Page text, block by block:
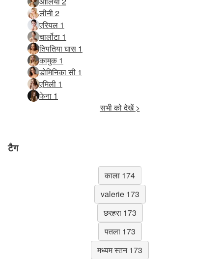
लीनी 2
एरियल 1
चार्लोटा 1
तिपतिया घास 1
कामुक 1
डोमिनिका सी 1
एमिली 1
फेना 1
सभी को देखें >
टैग
काला 174
valerie 173
छरहरा 173
पतला 173
मध्यम स्तन 173